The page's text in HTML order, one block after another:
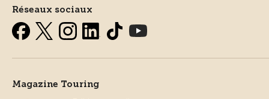
Réseaux sociaux
Magazine Touring